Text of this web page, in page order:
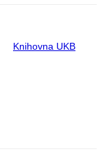
Knihovna UKB